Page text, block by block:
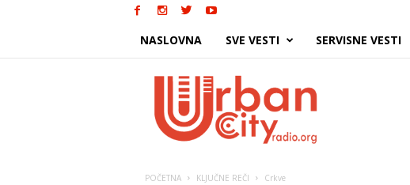
NASLOVNA SVE VESTI SERVISNE VESTI
POČETNA KLJUČNE REČI Crkve